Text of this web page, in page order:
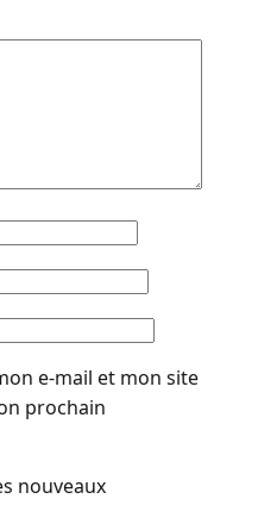
e-mail et mon site
prochain
nouveaux